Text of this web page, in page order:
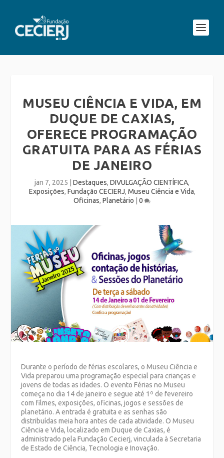
MUSEU CIÊNCIA E VIDA, EM
DUQUE DE CAXIAS,
OFERECE PROGRAMAÇÃO
GRATUITA PARA AS FÉRIAS
DE JANEIRO
jan 7, 2025 Destaques, DIVULGAÇÃO CIENTÍFICA,
Exposições, Fundação CECIERJ, Museu Ciência e Vida,
Oficinas, Planetário 0
Durante o período de férias escolares, o Museu Ciência e
Vida preparou uma programação especial para crianças e
jovens de todas as idades. O evento Férias no Museu
começa no dia 14 de janeiro e segue até 1º de fevereiro
com filmes, exposições, oficinas, jogos e sessões de
planetário. A entrada é gratuita e as senhas são
distribuídas meia hora antes de cada atividade. O Museu
Ciência e Vida, localizado em Duque de Caxias, é
administrado pela Fundação Cecierj, vinculada à Secretaria
de Estado de Ciência, Tecnologia e Inovação.